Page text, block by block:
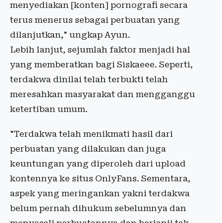
menyediakan [konten] pornografi secara
terus menerus sebagai perbuatan yang
dilanjutkan," ungkap Ayun.
Lebih lanjut, sejumlah faktor menjadi hal
yang memberatkan bagi Siskaeee. Seperti,
terdakwa dinilai telah terbukti telah
meresahkan masyarakat dan mengganggu
ketertiban umum.
"Terdakwa telah menikmati hasil dari
perbuatan yang dilakukan dan juga
keuntungan yang diperoleh dari upload
kontennya ke situs OnlyFans. Sementara,
aspek yang meringankan yakni terdakwa
belum pernah dihukum sebelumnya dan